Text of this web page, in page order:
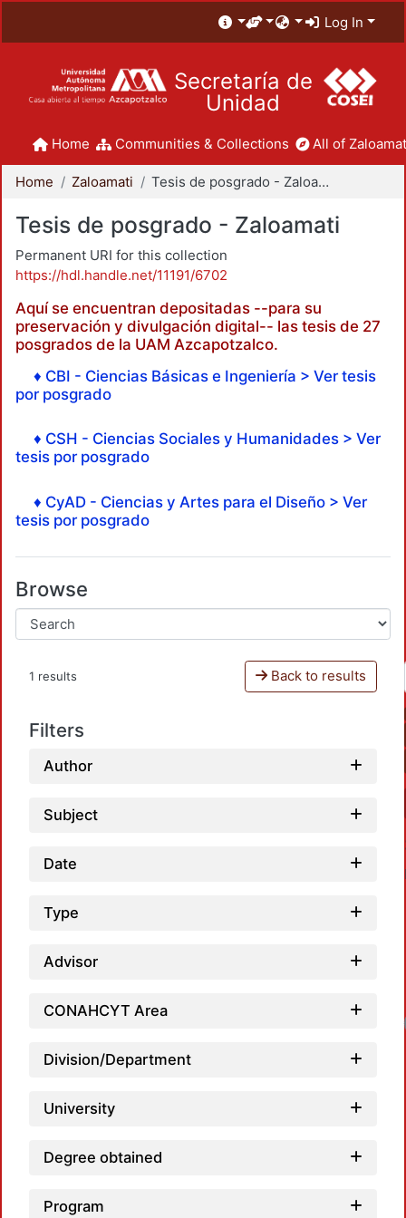
Log In
Secretaría de
Unidad
Home Communities & Collections All of
Home Zaloamati Tesis de posgrado - Zaloamati
Tesis de posgrado - Zaloamati
Permanent URI for this collection
https://hdl.handle.net/11191/6702
Aquí se encuentran depositadas --para su
preservación y divulgación digital-- las tesis de 27
posgrados de la UAM Azcapotzalco.
♦ CBI - Ciencias Básicas e Ingeniería > Ver tesis
por posgrado
♦ CSH - Ciencias Sociales y Humanidades > Ver
tesis por posgrado
♦ CyAD - Ciencias y Artes para el Diseño > Ver
tesis por posgrado
Browse
1 results Back to results
Filters
Author
Subject
Date
Type
Advisor
CONAHCYT Area
Division/Department
University
Degree obtained
Program